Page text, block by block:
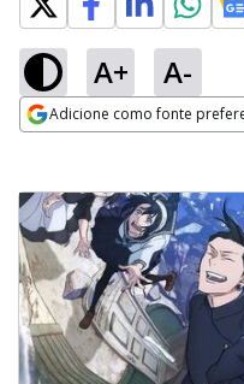
A+ A-
Adicione como fonte